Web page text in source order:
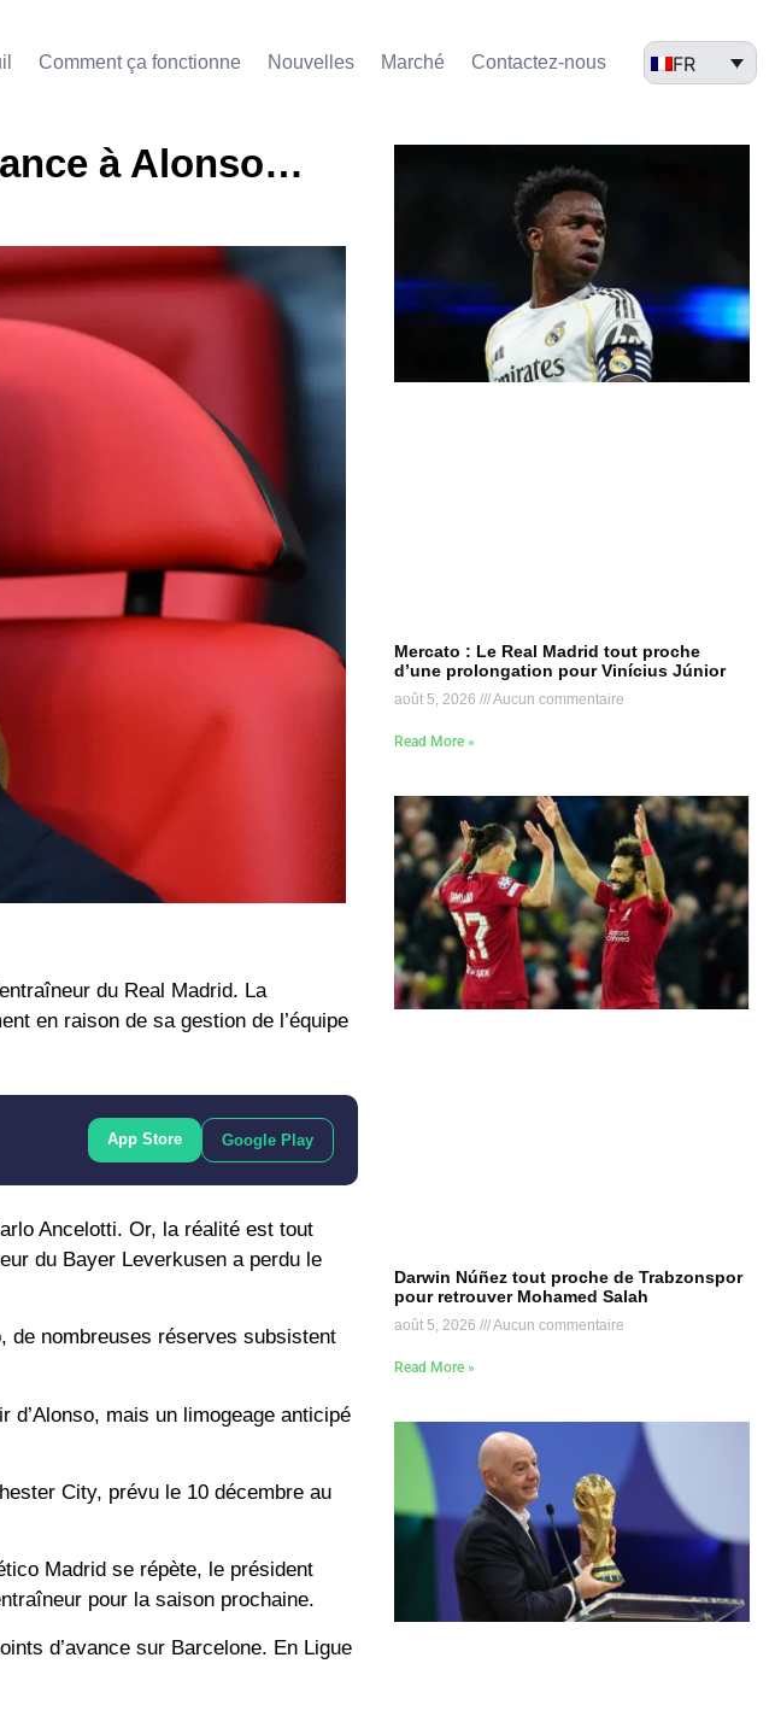
Comment ça fonctionne Nouvelles Marché​ Contactez-nous FR
à Alonso…
du Real Madrid. La
en raison de sa gestion de l’équipe
App Store Google Play
Ancelotti. Or, la réalité est tout
du Bayer Leverkusen a perdu le
de nombreuses réserves subsistent
d’Alonso, mais un limogeage anticipé
City, prévu le 10 décembre au
Madrid se répète, le président
pour la saison prochaine.
d’avance sur Barcelone. En Ligue
Mercato : Le Real Madrid tout proche
d’une prolongation pour Vinícius Júnior
août 5, 2026 Aucun commentaire
Read More »
Darwin Núñez tout proche de Trabzonspor
pour retrouver Mohamed Salah
août 5, 2026 Aucun commentaire
Read More »